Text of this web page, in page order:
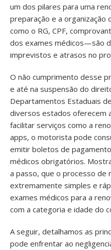
um dos pilares para uma
preparação e a
como o RG, CPF,
dos exames médicos—são
imprevistos e atrasos no
O não cumprimento desse
e até na suspensão do
Departamentos Estaduais
diversos estados oferecem
facilitar serviços como a
apps, o motorista pode
emitir boletos de
médicos obrigatórios.
a passo, que o processo de
extremamente simples e
exames médicos para a
com a categoria e idade do
A seguir, detalhamos as
pode enfrentar ao